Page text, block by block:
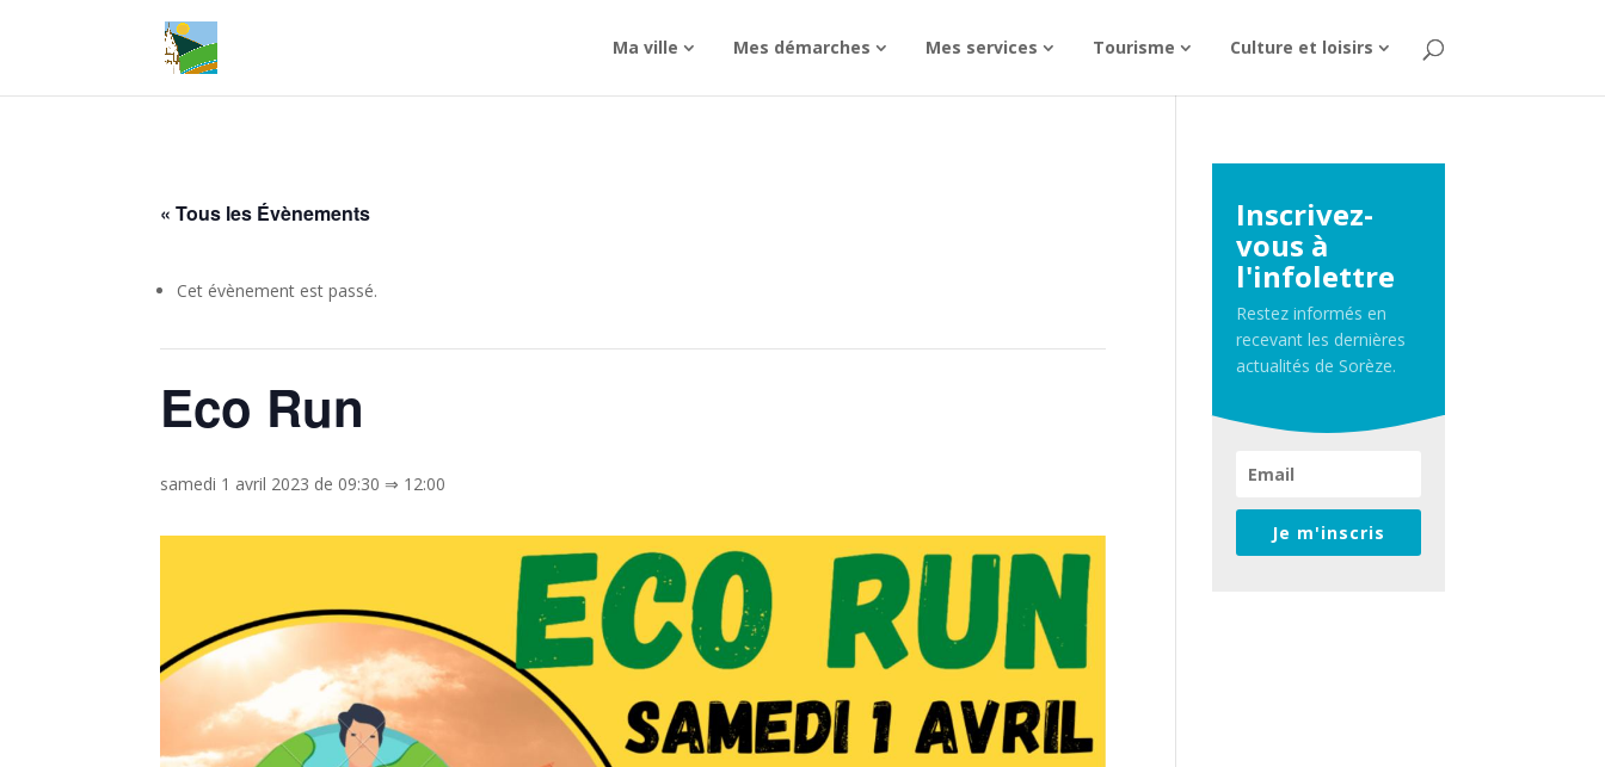
Ma ville Mes démarches Mes services Tourisme Culture et loisirs
« Tous les Évènements
Cet évènement est passé.
Eco Run
samedi 1 avril 2023 de 09:30 ⇒ 12:00
Inscrivez-
vous à
l'infolettre
Restez informés en
recevant les dernières
actualités de Sorèze.
Je m'inscris